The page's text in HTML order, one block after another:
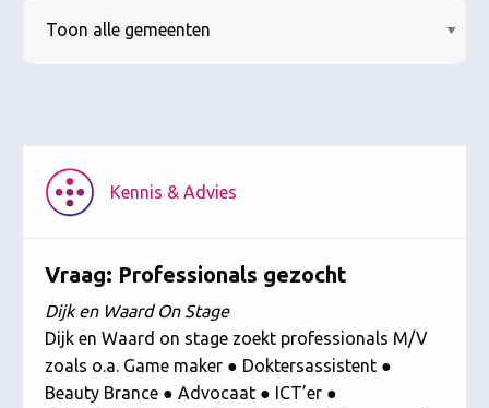
Kennis & Advies
Vraag: Professionals gezocht
Dijk en Waard On Stage
Dijk en Waard on stage zoekt professionals M/V
zoals o.a. Game maker ● Doktersassistent ●
Beauty Brance ● Advocaat ● ICT’er ●